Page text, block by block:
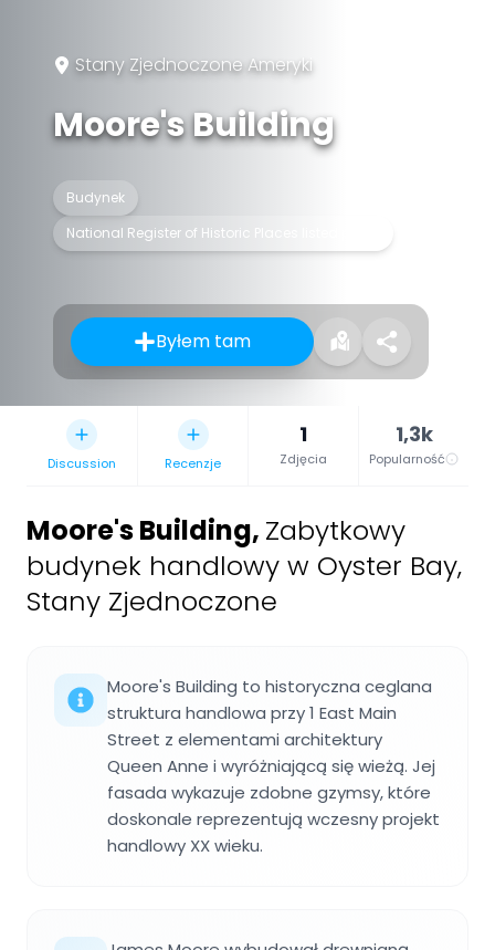
Stany Zjednoczone Ameryki
Moore's Building
Budynek
National Register of Historic Places listed place
Byłem tam
Discussion Recenzje
1
Zdjęcia
1,3k
Popularność
Moore's Building, Zabytkowy
budynek handlowy w Oyster Bay,
Stany Zjednoczone
Moore's Building to historyczna ceglana
struktura handlowa przy 1 East Main
Street z elementami architektury
Queen Anne i wyróżniającą się wieżą. Jej
fasada wykazuje zdobne gzymsy, które
doskonale reprezentują wczesny projekt
handlowy XX wieku.